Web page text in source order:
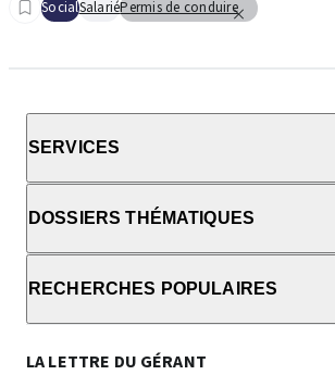
SocialSalariéPermis de conduire
SERVICES
DOSSIERS THÉMATIQUES
RECHERCHES POPULAIRES
LA LETTRE DU GÉRANT